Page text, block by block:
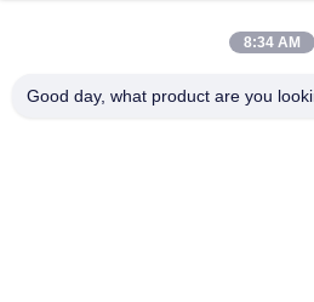
Beliebte Kategorien
8:34 AM
Good day, what product are you